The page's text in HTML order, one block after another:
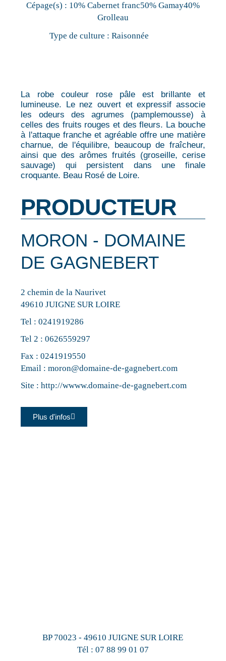
Cépage(s) : 10% Cabernet franc50% Gamay40%
Grolleau
Type de culture : Raisonnée
La robe couleur rose pâle est brillante et
lumineuse. Le nez ouvert et expressif associe
les odeurs des agrumes (pamplemousse) à
celles des fruits rouges et des fleurs. La bouche
à l'attaque franche et agréable offre une matière
charnue, de l'équilibre, beaucoup de fraîcheur,
ainsi que des arômes fruités (groseille, cerise
sauvage) qui persistent dans une finale
croquante. Beau Rosé de Loire.
PRODUCTEUR
MORON - DOMAINE
DE GAGNEBERT
2 chemin de la Naurivet
49610 JUIGNE SUR LOIRE
Tel :0241919286
Tel 2 :0626559297
Fax : 0241919550
Email :moron@domaine-de-gagnebert.com
Site :http://wwww.domaine-de-gagnebert.com
Plus d'infos
BP 70023 - 49610 JUIGNE SUR LOIRE
Tél : 07 88 99 01 07